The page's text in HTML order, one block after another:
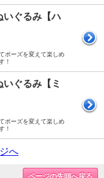
いぐるみ【ハ
ポーズを変えて楽しめ
！
ぐるみ【ミ
ポーズを変えて楽しめ
！
へ
ページの先頭へ戻る